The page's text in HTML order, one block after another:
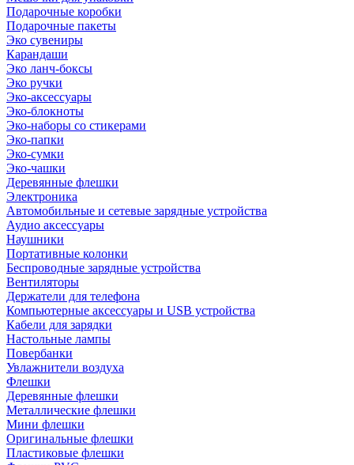
Подарочные коробки
Подарочные пакеты
Эко сувениры
Карандаши
Эко ланч-боксы
Эко ручки
Эко-аксессуары
Эко-блокноты
Эко-наборы со стикерами
Эко-папки
Эко-сумки
Эко-чашки
Деревянные флешки
Электроника
Автомобильные и сетевые зарядные устройства
Аудио аксессуары
Наушники
Портативные колонки
Беспроводные зарядные устройства
Вентиляторы
Держатели для телефона
Компьютерные аксессуары и USB устройства
Кабели для зарядки
Настольные лампы
Повербанки
Увлажнители воздуха
Флешки
Деревянные флешки
Металлические флешки
Мини флешки
Оригинальные флешки
Пластиковые флешки